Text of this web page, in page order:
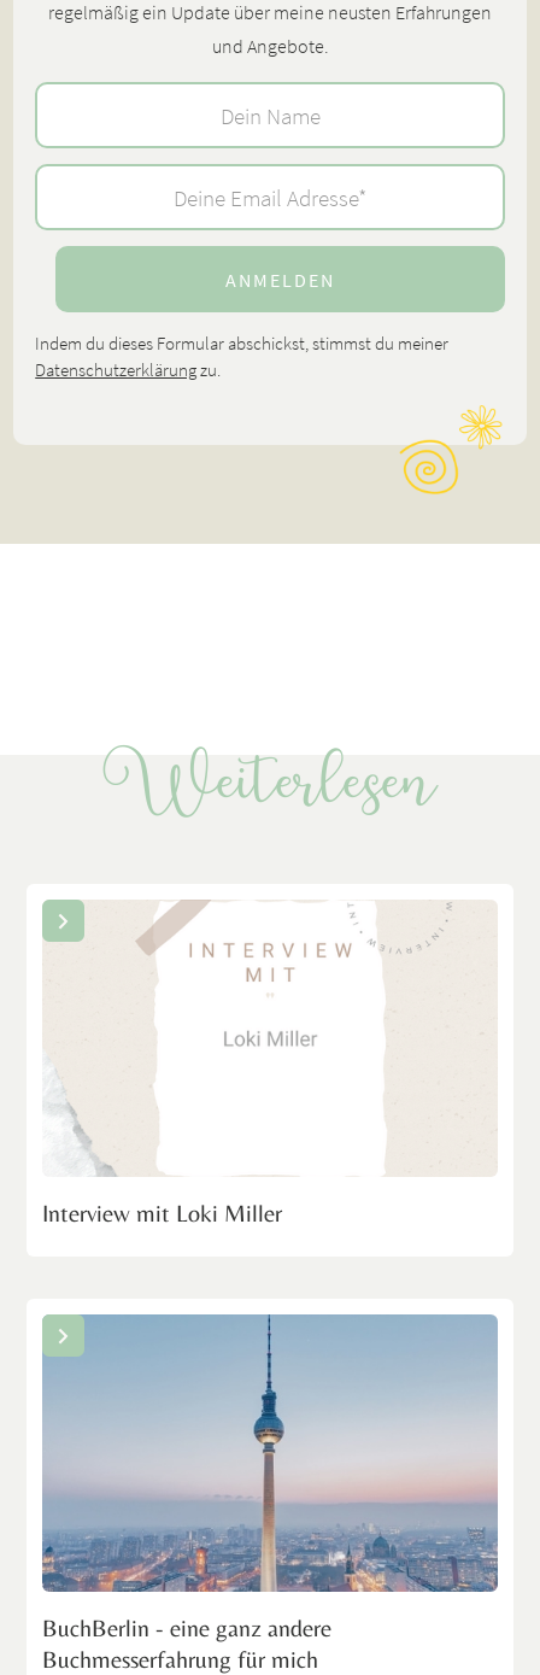
regelmäßig ein Update über meine neusten Erfahrungen
und Angebote.
Indem du dieses Formular abschickst, stimmst du meiner
Datenschutzerklärungzu.
Weiterlesen
Interview mit Loki Miller
BuchBerlin - eine ganz andere
Buchmesserfahrung für mich